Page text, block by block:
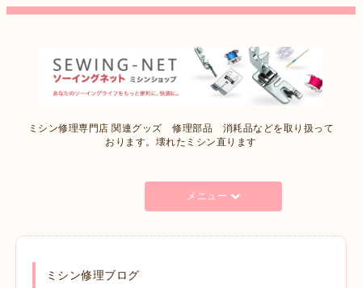
ミシン修理専門店 関連グッズ 修理部品 消耗品などを取り扱って
おります。壊れたミシン直ります
メニュー
ミシン修理ブログ